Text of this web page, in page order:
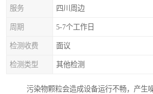
服务 四川周边
周期 5-7个工作日
检测收费 面议
检测类型 其他检测
污染物颗粒会造成设备运行不畅，产生